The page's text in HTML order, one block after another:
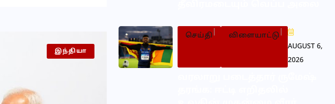
இந்தியா
செய்தி
விளையாட்டு
AUGUST 6,
2026